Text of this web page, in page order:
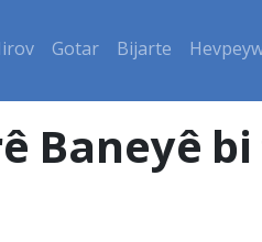
Gotar Bijarte
Baneyê